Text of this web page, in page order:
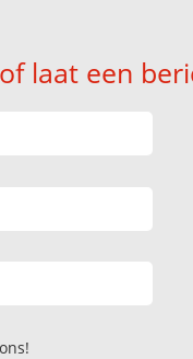
laat een